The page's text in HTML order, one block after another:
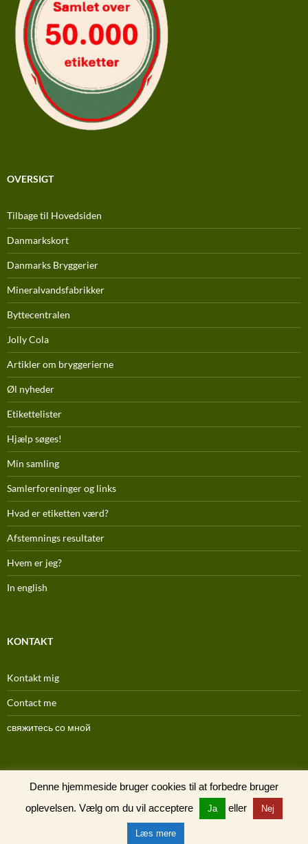
OVERSIGT
Tilbage til Hovedsiden
Danmarkskort
Danmarks Bryggerier
Mineralvandsfabrikker
Byttecentralen
Jolly Cola
Artikler om bryggerierne
Øl nyheder
Etikettelister
Hjælp søges!
Min samling
Samlerforeninger og links
Hvad er etiketten værd?
Afstemnings resultater
Hvem er jeg?
In english
KONTAKT
Kontakt mig
Contact me
свяжитесь со мной
Denne hjemmeside bruger cookies til at forbedre bruger
oplevelsen. Vælg om du vil acceptere
Ja eller Nej
Læs mere